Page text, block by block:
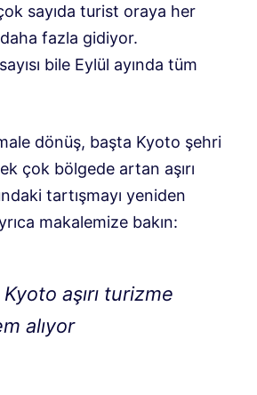
sayıda turist oraya her
fazla gidiyor.
bile Eylül ayında tüm
dönüş, başta Kyoto şehri
çok bölgede artan aşırı
tartışmayı yeniden
makalemize bakın:
aşırı turizme
alıyor